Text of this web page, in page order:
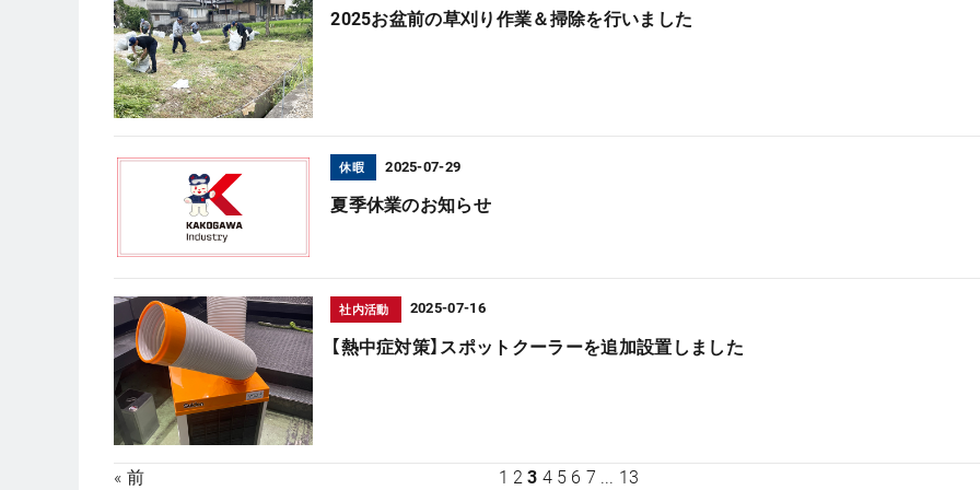
2025お盆前の草刈り作業＆掃除を行いました
休暇 2025-07-29
夏季休業のお知らせ
社内活動 2025-07-16
【熱中症対策】スポットクーラーを追加設置しました
« 前 1 2 3 4 5 6 7 ... 13